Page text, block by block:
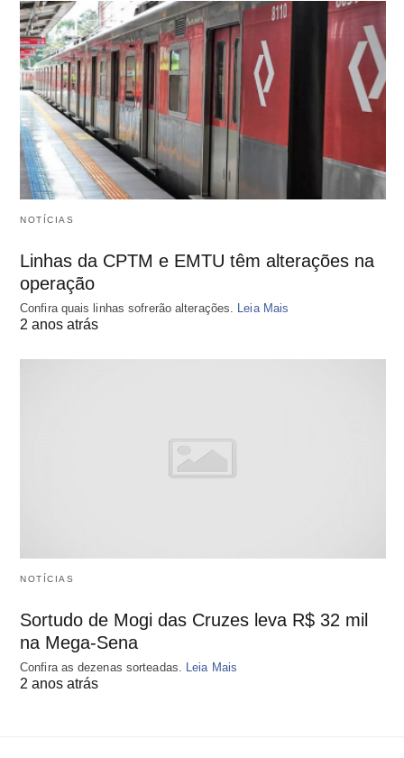
NOTÍCIAS
Linhas da CPTM e EMTU têm alterações na
operação
Confira quais linhas sofrerão alterações. Leia Mais
2 anos atrás
NOTÍCIAS
Sortudo de Mogi das Cruzes leva R$ 32 mil
na Mega-Sena
Confira as dezenas sorteadas. Leia Mais
2 anos atrás